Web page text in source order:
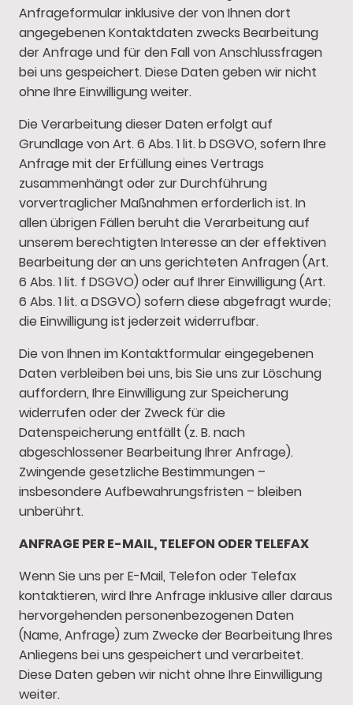
Anfrageformular inklusive der von Ihnen dort
angegebenen Kontaktdaten zwecks Bearbeitung
der Anfrage und für den Fall von Anschlussfragen
bei uns gespeichert. Diese Daten geben wir nicht
ohne Ihre Einwilligung weiter.
Die Verarbeitung dieser Daten erfolgt auf
Grundlage von Art. 6 Abs. 1 lit. b DSGVO, sofern Ihre
Anfrage mit der Erfüllung eines Vertrags
zusammenhängt oder zur Durchführung
vorvertraglicher Maßnahmen erforderlich ist. In
allen übrigen Fällen beruht die Verarbeitung auf
unserem berechtigten Interesse an der effektiven
Bearbeitung der an uns gerichteten Anfragen (Art.
6 Abs. 1 lit. f DSGVO) oder auf Ihrer Einwilligung (Art.
6 Abs. 1 lit. a DSGVO) sofern diese abgefragt wurde;
die Einwilligung ist jederzeit widerrufbar.
Die von Ihnen im Kontaktformular eingegebenen
Daten verbleiben bei uns, bis Sie uns zur Löschung
auffordern, Ihre Einwilligung zur Speicherung
widerrufen oder der Zweck für die
Datenspeicherung entfällt (z. B. nach
abgeschlossener Bearbeitung Ihrer Anfrage).
Zwingende gesetzliche Bestimmungen –
insbesondere Aufbewahrungsfristen – bleiben
unberührt.
ANFRAGE PER E-MAIL, TELEFON ODER TELEFAX
Wenn Sie uns per E-Mail, Telefon oder Telefax
kontaktieren, wird Ihre Anfrage inklusive aller daraus
hervorgehenden personenbezogenen Daten
(Name, Anfrage) zum Zwecke der Bearbeitung Ihres
Anliegens bei uns gespeichert und verarbeitet.
Diese Daten geben wir nicht ohne Ihre Einwilligung
weiter.